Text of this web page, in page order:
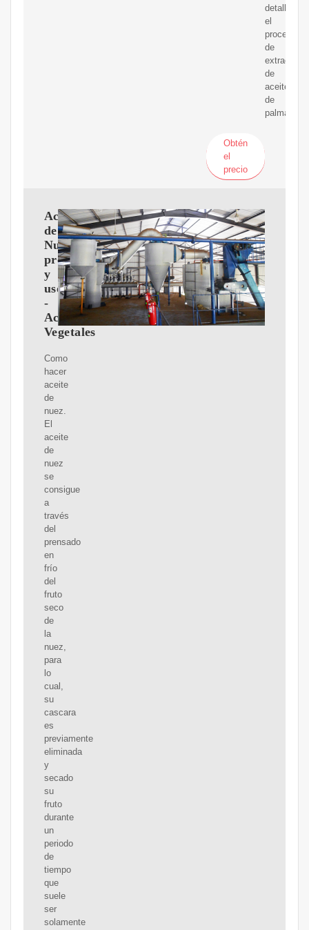
el
proceso
de
extracción
de
aceite
de
palma.
Obtén
el
precio
Aceite
de
Nuez
propiedades
y
usos
-
Aceites
Vegetales
Como
hacer
aceite
de
nuez.
El
aceite
de
nuez
se
consigue
a
través
del
prensado
en
frío
del
fruto
seco
de
la
nuez,
para
lo
cual,
su
cascara
es
previamente
eliminada
y
secado
su
fruto
durante
un
periodo
de
tiempo
que
suele
ser
solamente